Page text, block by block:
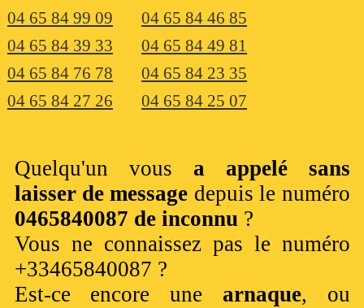
04 65 84 99 09
04 65 84 46 85
04 65 84 39 33
04 65 84 49 81
04 65 84 76 78
04 65 84 23 35
04 65 84 27 26
04 65 84 25 07
Quelqu'un vous a appelé sans
laisser de message depuis le numéro
0465840087 de inconnu?
Vous ne connaissez pas le numéro
+33465840087 ?
Est-ce encore une arnaque, ou